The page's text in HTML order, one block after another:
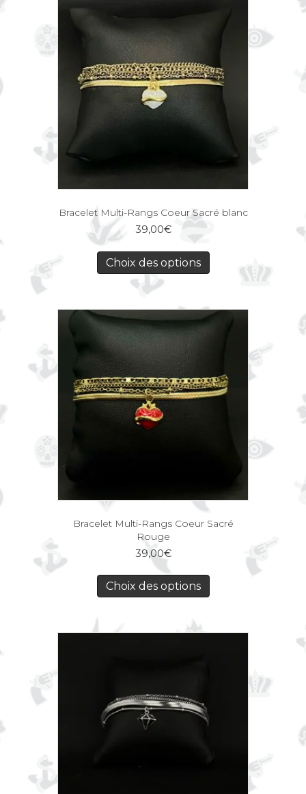
Bracelet Multi-Rangs Coeur Sacré blanc
39,00€
Choix des options
Bracelet Multi-Rangs Coeur Sacré
Rouge
39,00€
Choix des options